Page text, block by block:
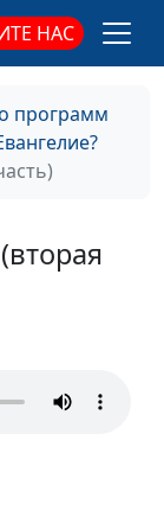
НАС
программ
Николай
и
#32
и